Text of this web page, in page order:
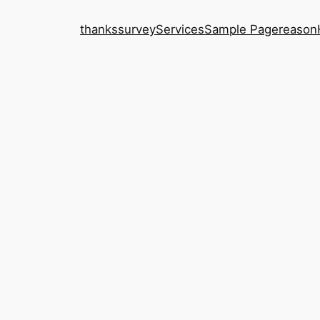
reason
Sample Page
Services
survey
thanks